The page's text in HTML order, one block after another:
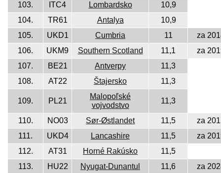
103.
ITC4 Lombardsko
10,9
104.
TR61 Antalya
10,9
105.
UKD1 Cumbria 11
za
106.
UKM9 Southern Scotland 11,1
za
107.
BE21 Antverpy
11,3
108.
AT22 Štajersko 11,3
109. PL21
Malopoľské
vojvodstvo
11,3
110. NO03 Sør-Østlandet 11,5
za
111.
UKD4 Lancashire 11,5
za
112.
AT31 Horné Rakúsko
11,5
113.
HU22 Nyugat-Dunantul 11,6 za